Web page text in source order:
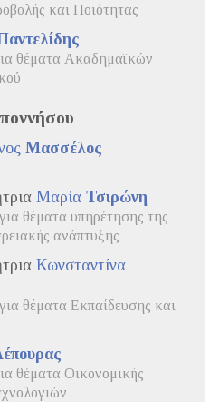
και Ποιότητας
θέματα Ακαδημαϊκών
Μασσέλος
Μαρία Τσιρώνη
θέματα υπηρέτησης της
ανάπτυξης
Κωνσταντίνα
θέματα Εκπαίδευσης και
θέματα Οικονομικής